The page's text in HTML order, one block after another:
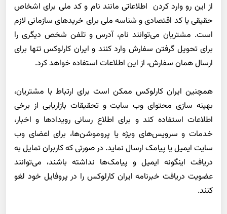
از این رو وارد کردن اطلاعاتی مانند نام و کد ملی برای اشخاص
حقیقی یا کد اقتصادی و شناسه ملی برای خریدهای سازمانی لازم
است. مشتریان می‌توانند نام، آدرس و تلفن شخص دیگری را
برای تحویل گرفتن سفارش وارد کنند و ایران کارلوکس تنها برای
ارسال همان سفارش، از این اطلاعات استفاده خواهد کرد.
همچنین ایران کارلوکس ممکن است برای ارتباط با مشتریان،
بهینه سازی محتوای وب سایت و تحقیقات بازاریابی از برخی
اطلاعات استفاده کند و برای اطلاع رسانی رویدادها و اخبار،
خدمات و سرویس‌های ویژه یا پروموشن‌ها، برای اعضای وب
سایت ایمیل یا پیامک ارسال نماید. در صورتی که کاربران تمایل به
دریافت اینگونه ایمیل و پیامک‌ها نداشته باشند، می‌توانند
عضویت دریافت خبرنامه ایران کارلوکس را در پروفایل خود لغو
کنند.